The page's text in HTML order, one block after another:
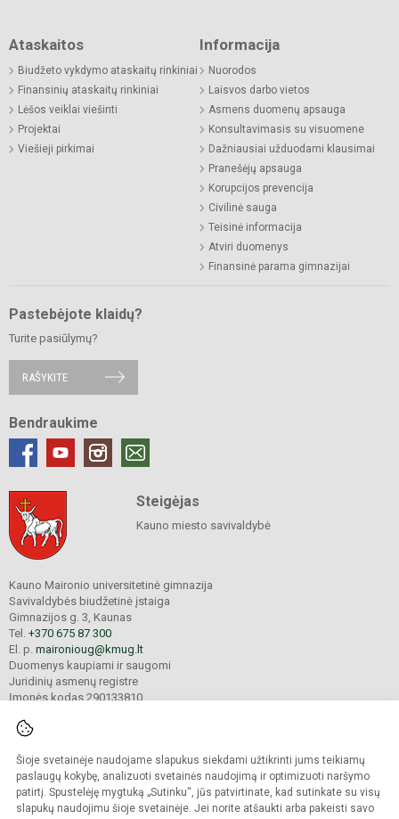
Šioje svetainėje naudojame slapukus siekdami užtikrinti jums teikiamų
paslaugų kokybę, analizuoti svetainės naudojimą ir optimizuoti naršymo
patirtį. Spustelėję mygtuką „Sutinku“, jūs patvirtinate, kad sutinkate su visų
slapukų naudojimu šioje svetainėje. Jei norite atšaukti arba pakeisti savo
Ataskaitos
Biudžeto vykdymo ataskaitų rinkiniai
Finansinių ataskaitų rinkiniai
Lėšos veiklai viešinti
Projektai
Viešieji pirkimai
Informacija
Nuorodos
Laisvos darbo vietos
Asmens duomenų apsauga
Konsultavimasis su visuomene
Dažniausiai užduodami klausimai
Pranešėjų apsauga
Korupcijos prevencija
Civilinė sauga
Teisinė informacija
Atviri duomenys
Finansinė parama gimnazijai
Pastebėjote klaidų?
Turite pasiūlymų?
RAŠYKITE
Bendraukime
Steigėjas
Kauno miesto savivaldybė
Kauno Maironio universitetinė gimnazija
Savivaldybės biudžetinė įstaiga
Gimnazijos g. 3, Kaunas
Tel. +370 675 87 300
El. p. maironioug@kmug.lt
Duomenys kaupiami ir saugomi
Juridinių asmenų registre
Įmonės kodas 290133810
© 2025. Kauno Maironio universitetinė gimnazija. Visos teisės saugomos.
Kopijuoti turinį be raštiško įstaigos administracijos sutikimo griežtai draudžiama.
Prieinamumo paraiška Slapukų valdymas